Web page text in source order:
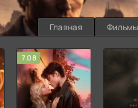
Главная Фильмы
7.08